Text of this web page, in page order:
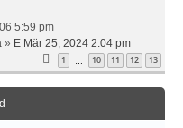
5:59 pm
» E Mär 25, 2024 2:04 pm
1 10 11 12 13